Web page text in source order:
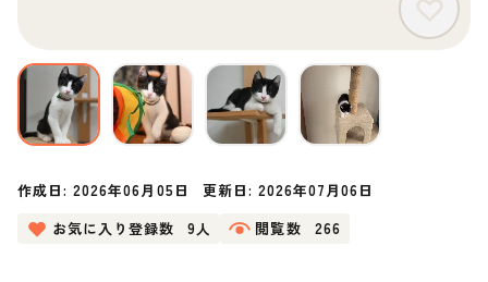
作成日:2026年06月05日 更新日: 2026年07月06日
お気に入り登録数
9人 閲覧数 266